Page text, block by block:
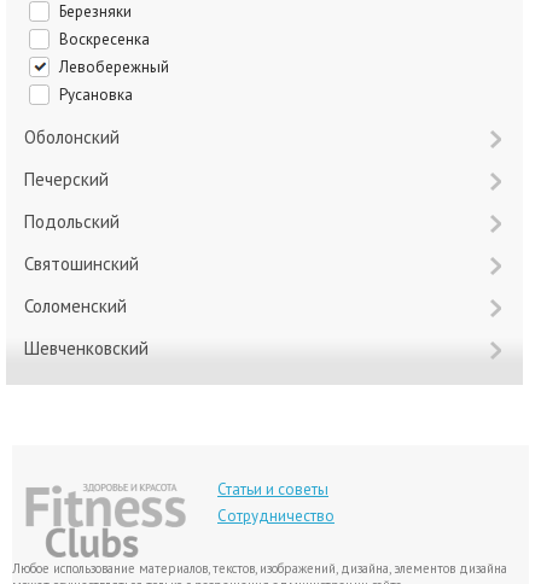
Березняки
Воскресенка
Левобережный
Русановка
Оболонский
Печерский
Подольский
Святошинский
Соломенский
Шевченковский
Статьи и советы
Сотрудничество
Любое использование материалов, текстов, изображений, дизайна, элементов дизайна